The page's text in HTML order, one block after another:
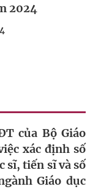
2024
của Bộ Giáo
xác định số
sĩ, tiến sĩ và số
Giáo dục